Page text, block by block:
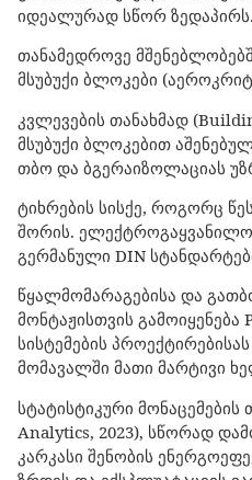
იდეალურად სწორ ზედაპირს.
თანამედროვე
მსუბუქი ბლოკები
კვლევების თანახმად
მსუბუქი ბლოკებით
თბო და ბგერაიზოლაციას
ტიხრების სისქე, როგორც
შორის.
გერმანული DIN
წყალმომარაგებისა და
მონტაჟისთვის გამოიყენება
სისტემების
მომავალში მათი მარტივი
სტატისტიკური
Analytics, 2023), სწორად
კარკასი შენობის